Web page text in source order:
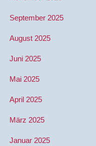
September 2025
August 2025
Juni 2025
Mai 2025
April 2025
März 2025
Januar 2025